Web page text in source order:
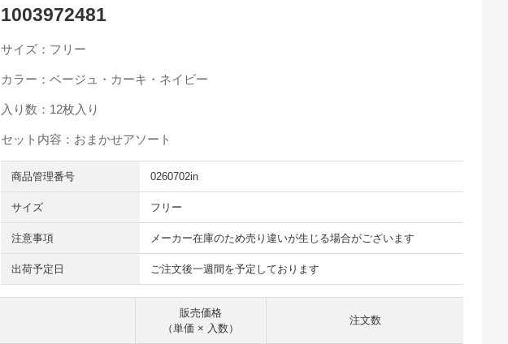
1003972481
サイズ：フリー
カラー：ベージュ・カーキ・ネイビー
入り数：12枚入り
セット内容：おまかせアソート
商品管理番号 0260702in
サイズ フリー
注意事項 メーカー在庫のため売り違いが生じる場合がございます
出荷予定日 ご注文後一週間を予定しております
販売価格
（単価 × 入数）
注文数